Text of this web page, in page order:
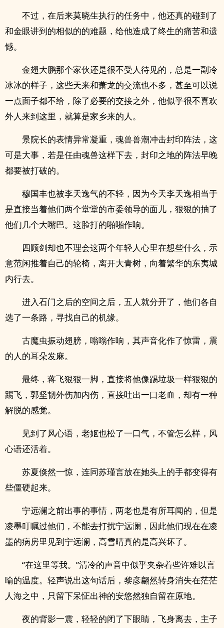
不过，在后来莫晓生执行的任务中，他还真的碰到了
和金眼讲到的相似的的难题，给他造成了终生的痛苦和遗
憾。
金翅大鹏那个家伙还是很不受人待见的，总是一副冷
冰冰的样子，这些天来和萧龙的交流也不多，甚至可以说
一点面子都不给，除了必要的交接之外，他似乎很不喜欢
外人来到这里，就算是家乡来的人。
景院长的表情异常凝重，魂兽兽潮冲击封印阵法，这
可是大事，若是任由魂兽这样下去，封印之地的阵法早晚
都要被打破的。
穆国丰也被李天逸气的不轻，因为今天李天逸相当于
是直接当着他们两个堂堂的市委领导的面儿，狠狠的抽了
他们几个大嘴巴。这脸打的啪啪作响。
四顾剑却也不理会这两个年轻人心里在想些什么，示
意范闲推着自己的轮椅，离开大青树，向着繁华的东夷城
内行去。
进入石门之后的空间之后，五人就分开了，他们各自
选了一条路，寻找自己的机缘。
古魔虫振动翅膀，嗡嗡作响，其声音化作了惊雷，震
的人的耳朵发麻。
最终，蒋飞狠狠一脚，直接将他像踢垃圾一样狠狠的
踢飞，郭坚韧外伤加内伤，直接吐出一口老血，却有一种
解脱的感觉。
见到了风心语，老妪也松了一口气，不管怎么样，风
心语还活着。
苏夏倏然一惊，连同苏瑾言放在她头上的手都变得有
些僵硬起来。
宁远澜之前出事的事情，两老也是有所耳闻的，但是
凌墨叮嘱过他们，不能去打扰宁远澜，因此他们现在在凌
墨的病房里见到宁远澜，高雪晴真的是高兴坏了。
“在这里等我。”清冷的声音中似乎夹杂着些许难以言
喻的温度。轻声说出这句话后，黎彦翩然转身消失在茫茫
人海之中，只留下呆怔出神的安悠然独自留在原地。
夜的背影一震，轻轻的闭了下眼睛，飞身离去，主子